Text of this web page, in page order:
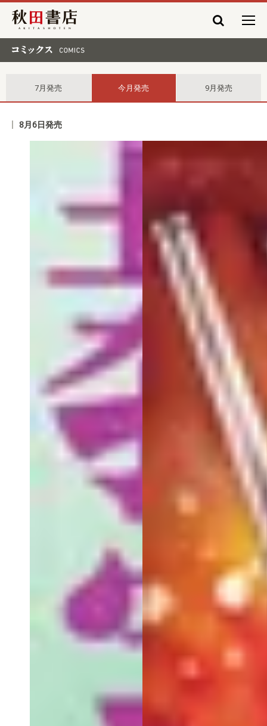
秋田書店
7月発売 今月発売 9月発売
8月6日発売